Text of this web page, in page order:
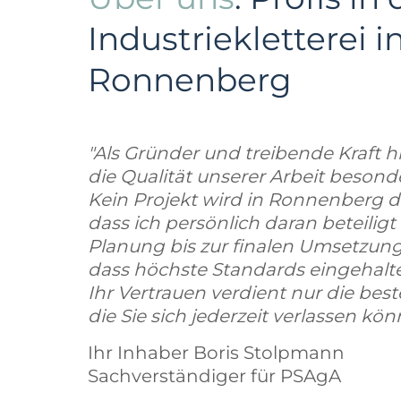
Industriekletterei
Ronnenberg
"Als Gründer und treibende Kraft
die Qualität unserer Arbeit
Kein Projekt wird in Ronnenberg
dass ich persönlich daran beteiligt
Planung bis zur finalen
dass höchste Standards
Ihr Vertrauen verdient nur die
die Sie sich jederzeit verlassen
Ihr Inhaber Boris Stolpmann
Sachverständiger für PSAgA